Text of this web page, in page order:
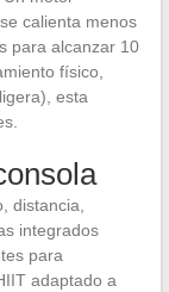
calienta menos
para alcanzar 10
físico,
esta
distancia,
integrados
para
adaptado a